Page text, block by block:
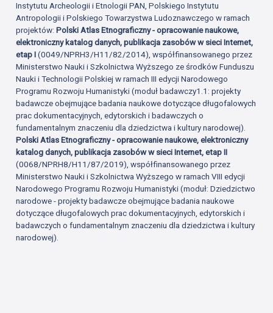
Instytutu Archeologii i Etnologii PAN, Polskiego Instytutu
Antropologii i Polskiego Towarzystwa Ludoznawczego w ramach
projektów:Polski Atlas Etnograficzny - opracowanie naukowe,
elektroniczny katalog danych, publikacja zasobów w sieci Internet,
etap I(0049/NPRH3/H11/82/2014), współfinansowanego przez
Ministerstwo Nauki i Szkolnictwa Wyższego ze środków Funduszu
Nauki i Technologii Polskiej w ramach III edycji Narodowego
Programu Rozwoju Humanistyki (moduł badawczy1.1: projekty
badawcze obejmujące badania naukowe dotyczące długofalowych
prac dokumentacyjnych, edytorskich i badawczych o
fundamentalnym znaczeniu dla dziedzictwa i kultury narodowej).
Polski Atlas Etnograficzny - opracowanie naukowe, elektroniczny
katalog danych, publikacja zasobów w sieci Internet, etap II
(0068/NPRH8/H11/87/2019), współfinansowanego przez
Ministerstwo Nauki i Szkolnictwa Wyższego w ramach VIII edycji
Narodowego Programu Rozwoju Humanistyki (moduł: Dziedzictwo
narodowe - projekty badawcze obejmujące badania naukowe
dotyczące długofalowych prac dokumentacyjnych, edytorskich i
badawczych o fundamentalnym znaczeniu dla dziedzictwa i kultury
narodowej).